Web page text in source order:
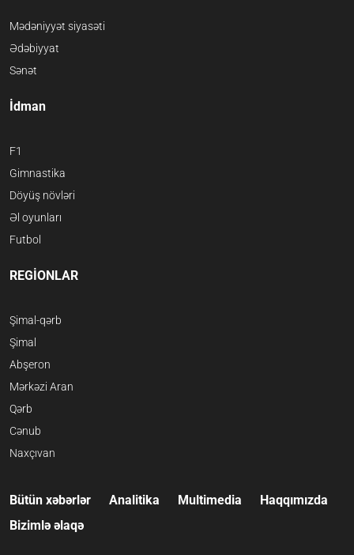
Mədəniyyət siyasəti
Ədəbiyyat
Sənət
İdman
F1
Gimnastika
Döyüş növləri
Əl oyunları
Futbol
REGİONLAR
Şimal-qərb
Şimal
Abşeron
Mərkəzi Aran
Qərb
Cənub
Naxçıvan
Bütün xəbərlər Analitika Multimedia
Haqqımızda
Bizimlə əlaqə